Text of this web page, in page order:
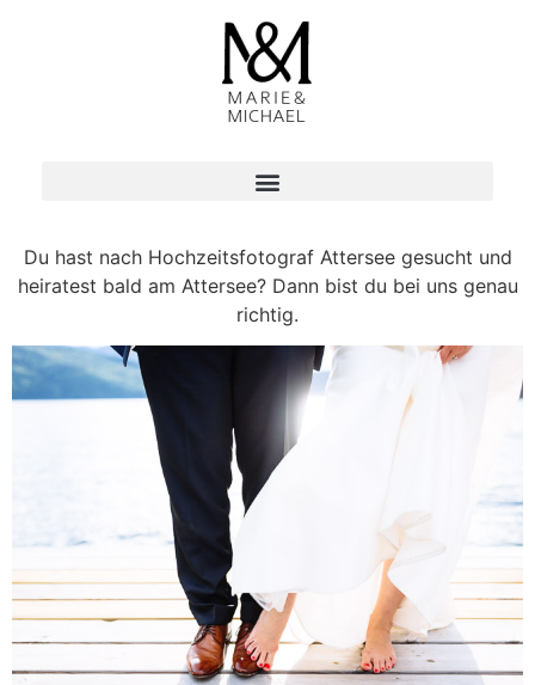
Du hast nach Hochzeitsfotograf Attersee gesucht und
heiratest bald am Attersee? Dann bist du bei uns genau
richtig.